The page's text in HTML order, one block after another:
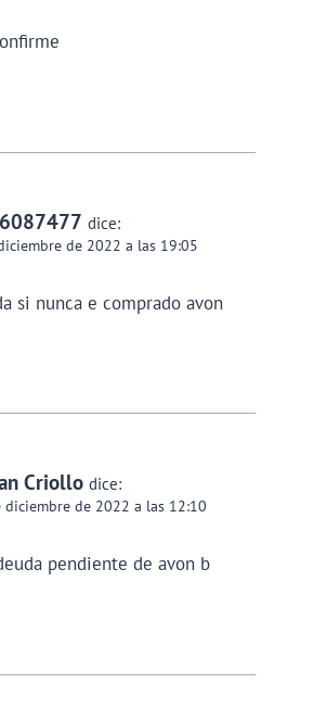
dice:
de 2022 a las 19:05
si nunca e comprado avon
Criollo dice:
diciembre de 2022 a las 12:10
pendiente de avon b